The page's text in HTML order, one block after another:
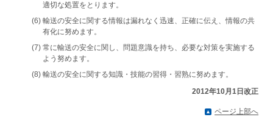
適切な処置をとります。
(6) 輸送の安全に関する情報は漏れなく迅速、正確に伝え、情報の共
有化に努めます。
(7) 常に輸送の安全に関し、問題意識を持ち、必要な対策を実施する
よう努めます。
(8) 輸送の安全に関する知識・技能の習得・習熟に努めます。
2012年10月1日改正
ページ上部へ